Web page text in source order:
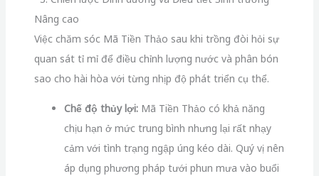
Nâng cao
Việc chăm sóc Mã Tiền Thảo sau khi trồng đòi hỏi sự
quan sát tỉ mỉ để điều chỉnh lượng nước và phân bón
sao cho hài hòa với từng nhịp độ phát triển cụ thể.
Chế độ thủy lợi:Mã Tiền Thảo có khả năng
chịu hạn ở mức trung bình nhưng lại rất nhạy
cảm với tình trạng ngập úng kéo dài. Quý vị nên
áp dụng phương pháp tưới phun mưa vào buổi